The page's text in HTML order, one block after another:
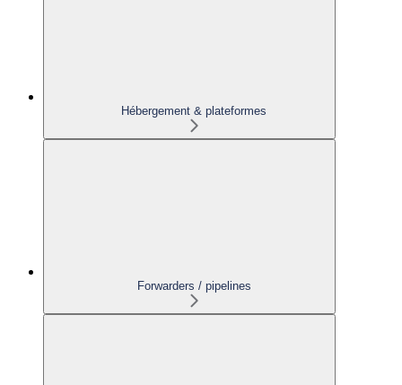
Hébergement & plateformes
Forwarders / pipelines